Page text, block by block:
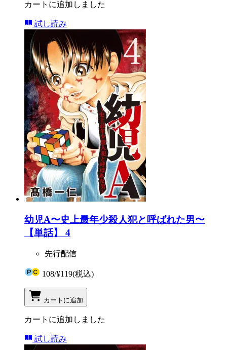
カートに追加しました
試し読み
幼児A〜史上最年少殺人犯と呼ばれた男〜
【単話】 4
先行配信
108/¥119(税込)
カートに追加
カートに追加しました
試し読み